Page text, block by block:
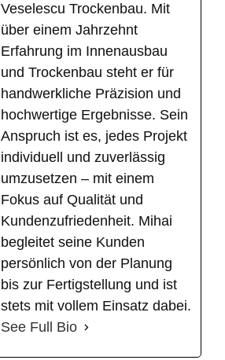
Veselescu Trockenbau. Mit
über einem Jahrzehnt
Erfahrung im Innenausbau
und Trockenbau steht er für
handwerkliche Präzision und
hochwertige Ergebnisse. Sein
Anspruch ist es, jedes Projekt
individuell und zuverlässig
umzusetzen – mit einem
Fokus auf Qualität und
Kundenzufriedenheit. Mihai
begleitet seine Kunden
persönlich von der Planung
bis zur Fertigstellung und ist
stets mit vollem Einsatz dabei.
See Full Bio